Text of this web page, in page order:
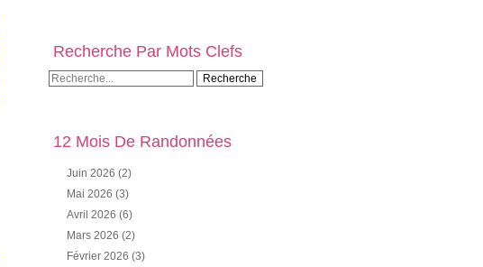
Recherche Par Mots Clefs
12 Mois De Randonnées
Juin 2026 (2)
Mai 2026 (3)
Avril 2026 (6)
Mars 2026 (2)
Février 2026 (3)